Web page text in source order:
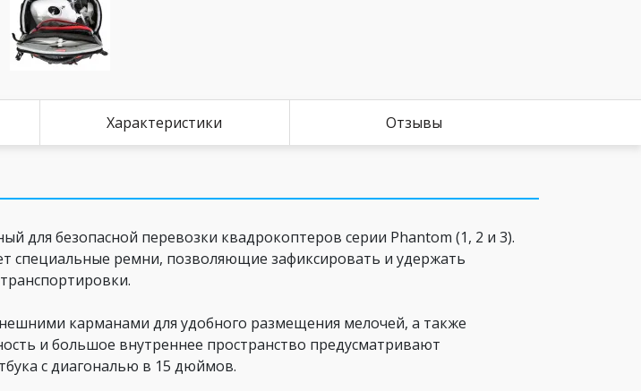
Характеристики Отзывы
для безопасной перевозки квадрокоптеров серии Phantom (1, 2 и 3).
специальные ремни, позволяющие зафиксировать и удержать
карманами для удобного размещения мелочей, а также
и большое внутреннее пространство предусматривают
с диагональю в 15 дюймов.